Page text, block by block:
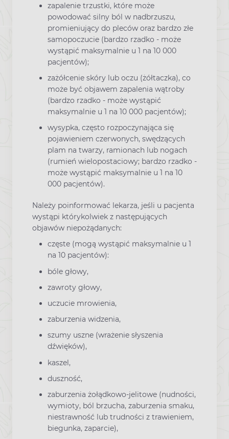
zapalenie trzustki, które może
powodować silny ból w nadbrzuszu,
promieniujący do pleców oraz bardzo złe
samopoczucie (bardzo rzadko - może
wystąpić maksymalnie u 1 na 10 000
pacjentów);
zażółcenie skóry lub oczu (żółtaczka), co
może być objawem zapalenia wątroby
(bardzo rzadko - może wystąpić
maksymalnie u 1 na 10 000 pacjentów);
wysypka, często rozpoczynająca się
pojawieniem czerwonych, swędzących
plam na twarzy, ramionach lub nogach
(rumień wielopostaciowy; bardzo rzadko -
może wystąpić maksymalnie u 1 na 10
000 pacjentów).
Należy poinformować lekarza, jeśli u pacjenta
wystąpi którykolwiek z następujących
objawów niepożądanych:
częste (mogą wystąpić maksymalnie u 1
na 10 pacjentów):
bóle głowy,
zawroty głowy,
uczucie mrowienia,
zaburzenia widzenia,
szumy uszne (wrażenie słyszenia
dźwięków),
kaszel,
duszność,
zaburzenia żołądkowo-jelitowe (nudności,
wymioty, ból brzucha, zaburzenia smaku,
niestrawność lub trudności z trawieniem,
biegunka, zaparcie),